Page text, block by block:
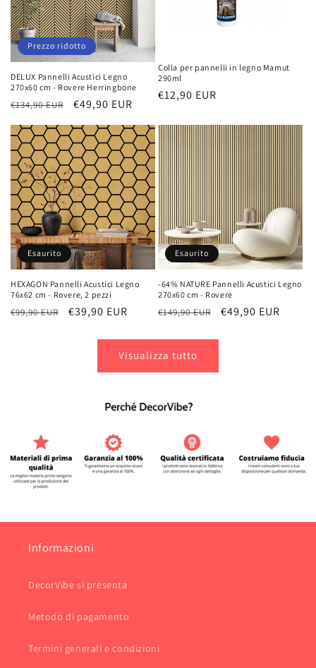
Prezzo ridotto
DELUX Pannelli Acustici Legno
270x60 cm - Rovere Herringbone
Prezzo
listino
€134,90 EUR
Prezzo
€49,90 EUR
Colla per pannelli in legno Mamut
290ml
Prezzo
listino
€12,90 EUR
Esaurito
HEXAGON Pannelli Acustici Legno
76x62 cm - Rovere, 2 pezzi
Prezzo
€99,90 EUR
Prezzo
€39,90 EUR
Esaurito
-64% NATURE Pannelli Acustici Legno
270x60 cm - Rovere
Prezzo
€149,90 EUR
Prezzo
€49,90 EUR
Visualizza tutto
Informazioni
DecorVibe si presenta
Metodo di pagamento
Termini generali e condizioni